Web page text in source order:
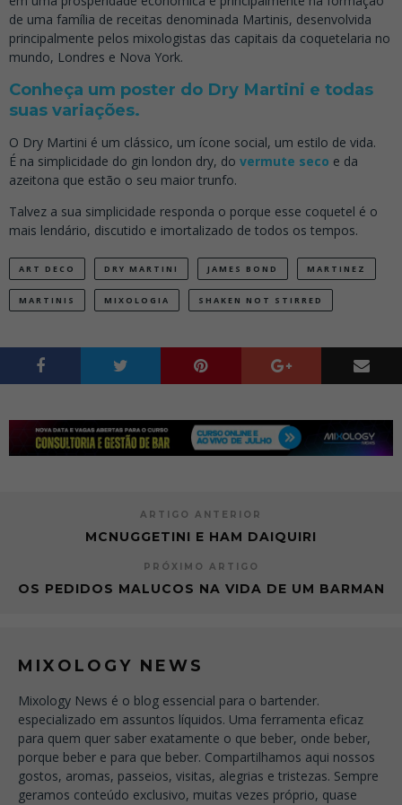
de uma família de receitas denominada Martinis, desenvolvida
principalmente pelos mixologistas das capitais da coquetelaria no
mundo, Londres e Nova York.
Conheça um poster do Dry Martini e todas
suas variações.
O Dry Martini é um clássico, um ícone social, um estilo de vida.
É na simplicidade do gin london dry, do vermute seco e da
azeitona que estão o seu maior trunfo.
Talvez a sua simplicidade responda o porque esse coquetel é o
mais lendário, discutido e imortalizado de todos os tempos.
ART DECO DRY MARTINI JAMES BOND MARTINEZ
MARTINIS MIXOLOGIA SHAKEN NOT STIRRED
ARTIGO ANTERIOR
MCNUGGETINI E HAM DAIQUIRI
PRÓXIMO ARTIGO
OS PEDIDOS MALUCOS NA VIDA DE UM BARMAN
MIXOLOGY NEWS
Mixology News é o blog essencial para o bartender.
especializado em assuntos líquidos. Uma ferramenta eficaz
para quem quer saber exatamente o que beber, onde beber,
porque beber e para que beber. Compartilhamos aqui nossos
gostos, aromas, passeios, visitas, alegrias e tristezas. Sempre
geramos conteúdo exclusivo, muitas vezes próprio, quase